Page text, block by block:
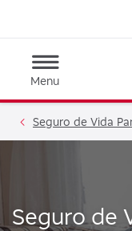
Menu
Seguro de Vida
Seguro de